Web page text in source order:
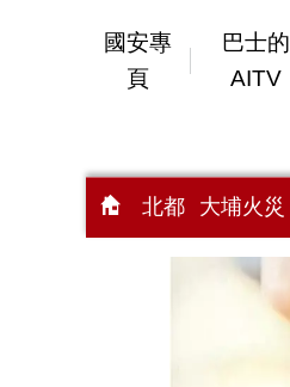
國安專
頁
巴士的
AITV
北都 大埔火災